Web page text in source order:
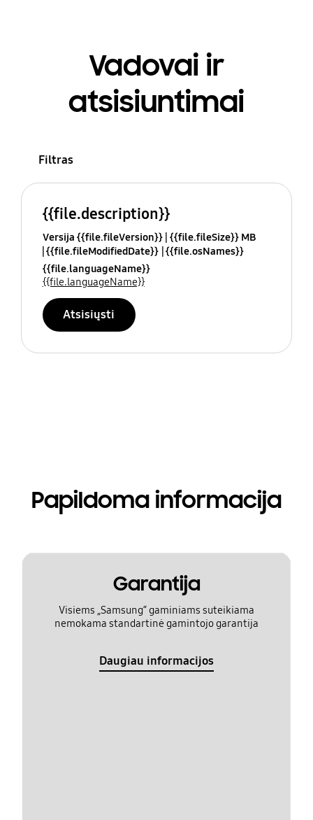
Vadovai ir
atsisiuntimai
Filtras
{{file.description}}
Versija {{file.fileVersion}} {{file.fileSize}} MB
{{file.fileModifiedDate}} {{file.osNames}}
{{file.languageName}}
{{file.languageName}}
Atsisiųsti
Papildoma informacija
Garantija
Visiems „Samsung“ gaminiams suteikiama
nemokama standartinė gamintojo garantija
Daugiau informacijos